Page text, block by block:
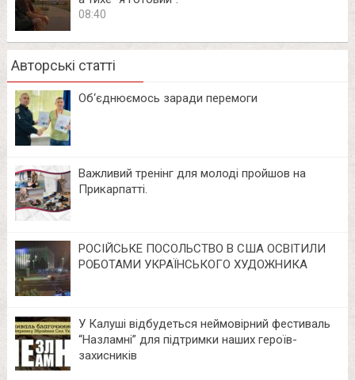
08:40
Авторські статті
Об‘єднюємось заради перемоги
Важливий тренінг для молоді пройшов на
Прикарпатті.
РОСІЙСЬКЕ ПОСОЛЬСТВО В США ОСВІТИЛИ
РОБОТАМИ УКРАЇНСЬКОГО ХУДОЖНИКА
У Калуші відбудеться неймовірний фестиваль
“Назламні” для підтримки наших героїв-
захисників